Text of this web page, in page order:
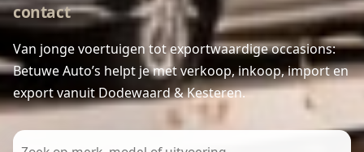
contact
Van jonge voertuigen tot exportwaardige occasions:
Betuwe Auto’s helpt je met verkoop, inkoop, import en
export vanuit Dodewaard & Kesteren.
Zoek